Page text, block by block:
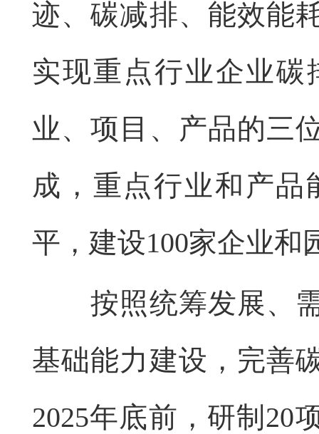
迹、碳减排、能效能
实现重点行业企业碳
业、项目、产品的三
成，重点行业和产
平，建设100家企业和
按照统筹发展、
基础能力建设，完善
2025年底前，研制20